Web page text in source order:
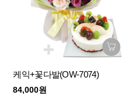
케익+꽃다발(OW-7074)
84,000원